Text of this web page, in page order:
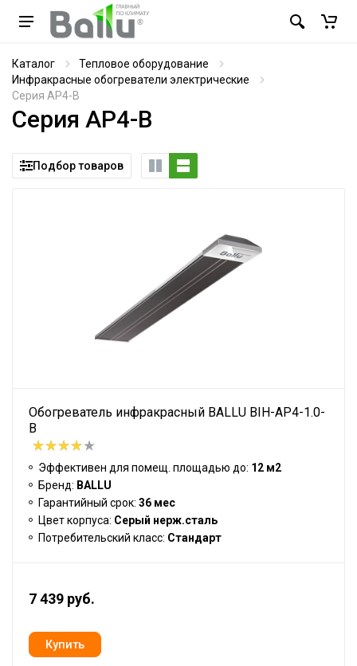
Каталог
Тепловое оборудование
Инфракрасные обогреватели электрические
Серия AP4-B
Серия AP4-B
Подбор товаров
Обогреватель инфракрасный BALLU BIH-AP4-1.0-
B
Эффективен для помещ. площадью до: 12 м2
Бренд: BALLU
Гарантийный срок: 36 мес
Цвет корпуса: Серый нерж.сталь
Потребительский класс: Стандарт
7 439 руб.